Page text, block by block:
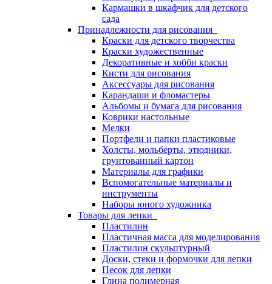
Кармашки в шкафчик для детского
сада
Принадлежности для рисования
Краски для детского творчества
Краски художественные
Декоративные и хобби краски
Кисти для рисования
Аксессуары для рисования
Карандаши и фломастеры
Альбомы и бумага для рисования
Коврики настольные
Мелки
Портфели и папки пластиковые
Холсты, мольберты, этюдники,
грунтованный картон
Материалы для графики
Вспомогательные материалы и
инструменты
Наборы юного художника
Товары для лепки
Пластилин
Пластичная масса для моделирования
Пластилин скульптурный
Доски, стеки и формочки для лепки
Песок для лепки
Глина полимерная